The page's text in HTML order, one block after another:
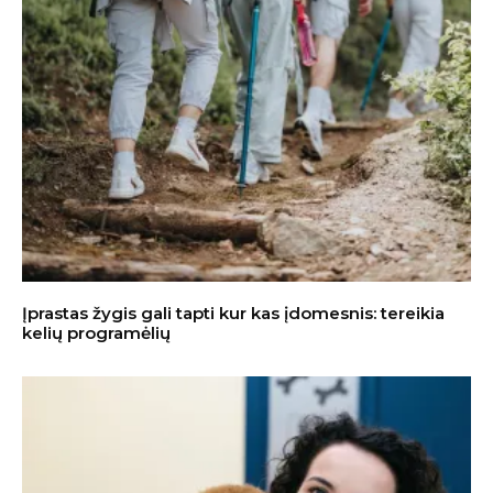
Įprastas žygis gali tapti kur kas įdomesnis: tereikia
kelių programėlių